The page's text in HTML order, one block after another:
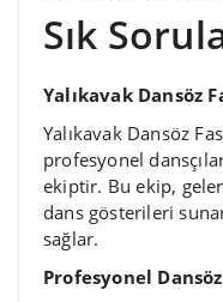
Sık
Yalıkavak Dansöz
Yalıkavak Dansöz
profesyonel
ekiptir. Bu ekip,
dans gösterileri
sağlar.
Profesyonel